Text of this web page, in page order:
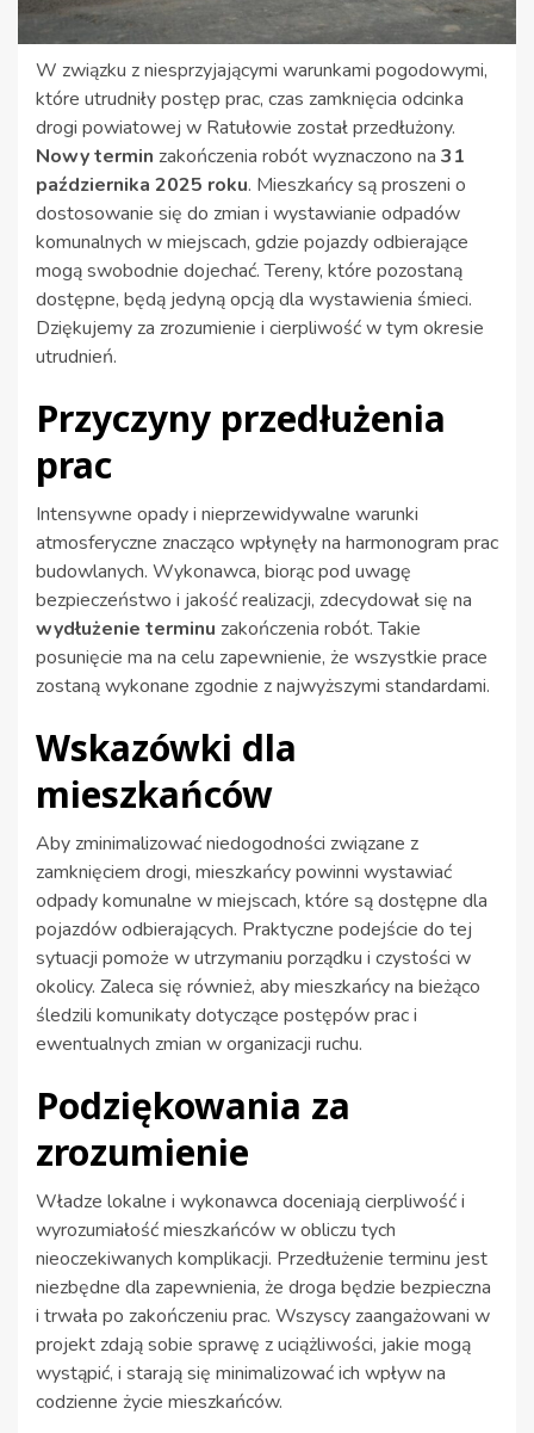
W związku z niesprzyjającymi warunkami pogodowymi,
które utrudniły postęp prac, czas zamknięcia odcinka
drogi powiatowej w Ratułowie został przedłużony.
Nowy termin zakończenia robót wyznaczono na 31
października 2025 roku. Mieszkańcy są proszeni o
dostosowanie się do zmian i wystawianie odpadów
komunalnych w miejscach, gdzie pojazdy odbierające
mogą swobodnie dojechać. Tereny, które pozostaną
dostępne, będą jedyną opcją dla wystawienia śmieci.
Dziękujemy za zrozumienie i cierpliwość w tym okresie
utrudnień.
Przyczyny przedłużenia
prac
Intensywne opady i nieprzewidywalne warunki
atmosferyczne znacząco wpłynęły na harmonogram prac
budowlanych. Wykonawca, biorąc pod uwagę
bezpieczeństwo i jakość realizacji, zdecydował się na
wydłużenie terminu zakończenia robót. Takie
posunięcie ma na celu zapewnienie, że wszystkie prace
zostaną wykonane zgodnie z najwyższymi standardami.
Wskazówki dla
mieszkańców
Aby zminimalizować niedogodności związane z
zamknięciem drogi, mieszkańcy powinni wystawiać
odpady komunalne w miejscach, które są dostępne dla
pojazdów odbierających. Praktyczne podejście do tej
sytuacji pomoże w utrzymaniu porządku i czystości w
okolicy. Zaleca się również, aby mieszkańcy na bieżąco
śledzili komunikaty dotyczące postępów prac i
ewentualnych zmian w organizacji ruchu.
Podziękowania za
zrozumienie
Władze lokalne i wykonawca doceniają cierpliwość i
wyrozumiałość mieszkańców w obliczu tych
nieoczekiwanych komplikacji. Przedłużenie terminu jest
niezbędne dla zapewnienia, że droga będzie bezpieczna
i trwała po zakończeniu prac. Wszyscy zaangażowani w
projekt zdają sobie sprawę z uciążliwości, jakie mogą
wystąpić, i starają się minimalizować ich wpływ na
codzienne życie mieszkańców.